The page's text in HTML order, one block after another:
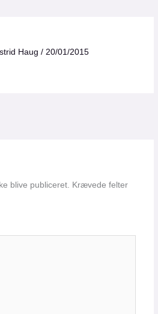
Haug/ 20/01/2015
blive publiceret. Krævede felter